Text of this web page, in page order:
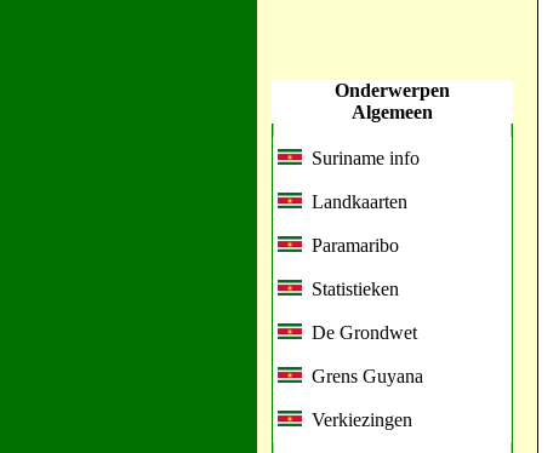
Onderwerpen
Algemeen
Suriname info
Landkaarten
Paramaribo
Statistieken
De Grondwet
Grens Guyana
Verkiezingen